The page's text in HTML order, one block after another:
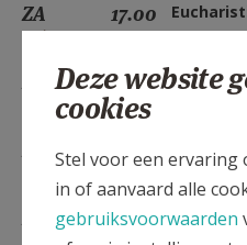
ZA
02/01
17.00
09/01
17.00
16/01
17.00
17.00
Deze website
cookies
Stel voor een ervaring
in of aanvaard alle
gebruiksvoorwaarden